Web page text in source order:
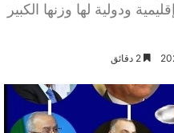
ودولية لها وزنها الكبير